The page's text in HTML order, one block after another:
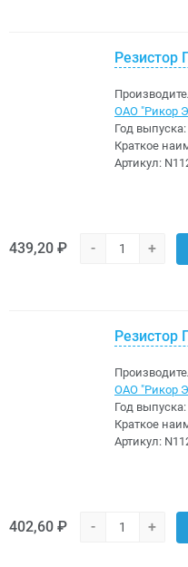
Резистор
ОАО "Рикор
Год выпуска:
Краткое
Артикул:
439,20 ₽ - +
Резистор
ОАО "Рикор
Год выпуска:
Краткое
Артикул:
402,60 ₽ - +